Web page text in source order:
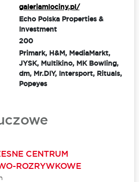
galeriamlociny.pl/
Echo Polska Properties &
Investment
200
Primark, H&M, MediaMarkt,
JYSK, Multikino, MK Bowling,
dm, Mr.DIY, Intersport, Rituals,
Popeyes
CENTRUM
ROZRYWKOWE